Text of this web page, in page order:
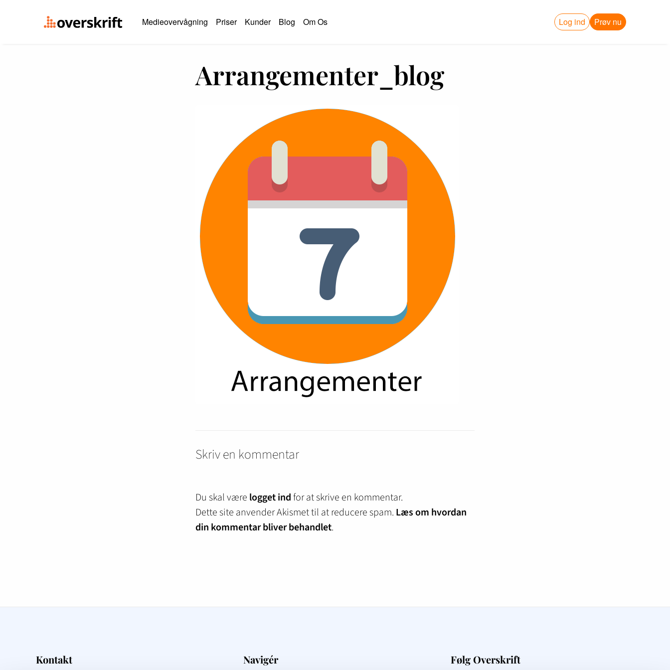
Medieovervågning Priser Kunder Blog Om Os Log ind Prøv nu
Arrangementer_blog
Skriv en kommentar
Du skal være logget indfor at skrive en kommentar.
Dette site anvender Akismet til at reducere spam. Læs om hvordan
din kommentar bliver behandlet.
Kontakt Navigér Følg Overskrift